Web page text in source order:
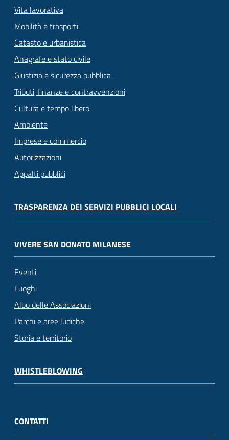
Vita lavorativa
Mobilità e trasporti
Catasto e urbanistica
Anagrafe e stato civile
Giustizia e sicurezza pubblica
Tributi, finanze e contravvenzioni
Cultura e tempo libero
Ambiente
Imprese e commercio
Autorizzazioni
Appalti pubblici
TRASPARENZA DEI SERVIZI PUBBLICI LOCALI
VIVERE SAN DONATO MILANESE
Eventi
Luoghi
Albo delle Associazioni
Parchi e aree ludiche
Storia e territorio
WHISTLEBLOWING
CONTATTI